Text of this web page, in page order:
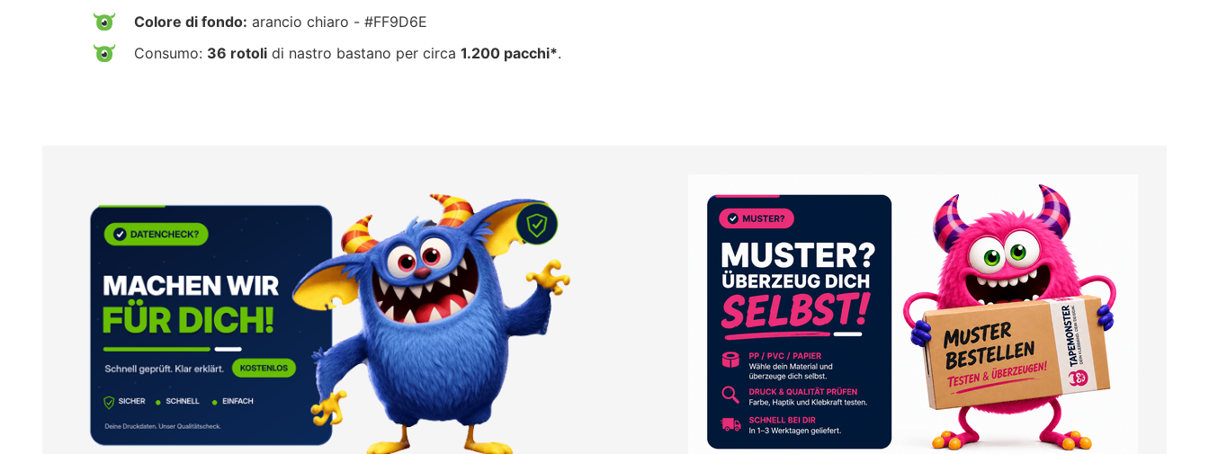
Colore di fondo: arancio chiaro - #FF9D6E
Consumo: 36 rotoli di nastro bastano per circa 1.200 pacchi*.